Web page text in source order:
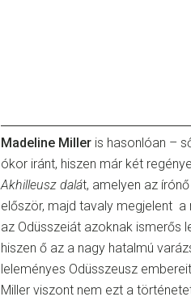
Madeline Miller is hasonlóan –
ókor iránt, hiszen már két
Akhilleusz dalát, amelyen az
először, majd tavaly megjelent a
az Odüsszeiát azoknak ismerős
hiszen ő az a nagy hatalmú
leleményes Odüsszeusz
Miller viszont nem ezt a